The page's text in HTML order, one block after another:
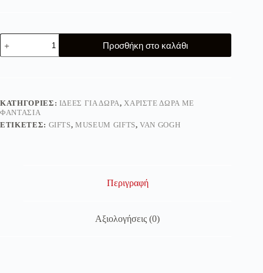
Van
Gogh
Self
ποσότητα
Προσθήκη στο καλάθι
ΚΑΤΗΓΟΡΊΕΣ: ΙΔΈΕΣ ΓΙΑ ΔΏΡΑ,ΧΑΡΊΣΤΕ ΔΏΡΑ ΜΕ
ΦΑΝΤΑΣΊΑ
ΕΤΙΚΈΤΕΣ: GIFTS,MUSEUM GIFTS,VAN GOGH
Περιγραφή
Αξιολογήσεις (0)